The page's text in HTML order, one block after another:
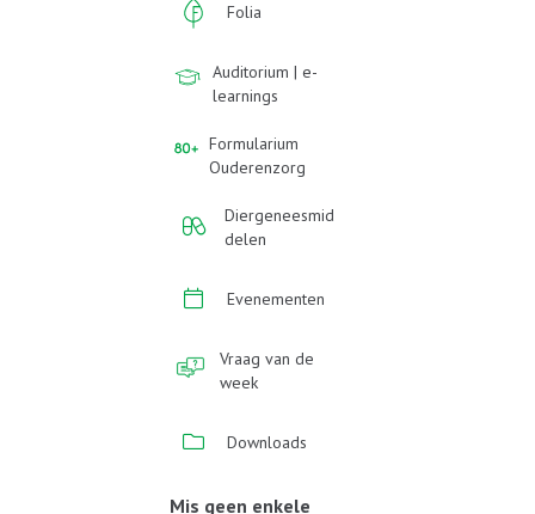
Folia
Auditorium | e-
learnings
Formularium
Ouderenzorg
Diergeneesmid
delen
Evenementen
Vraag van de
week
Downloads
Mis geen enkele